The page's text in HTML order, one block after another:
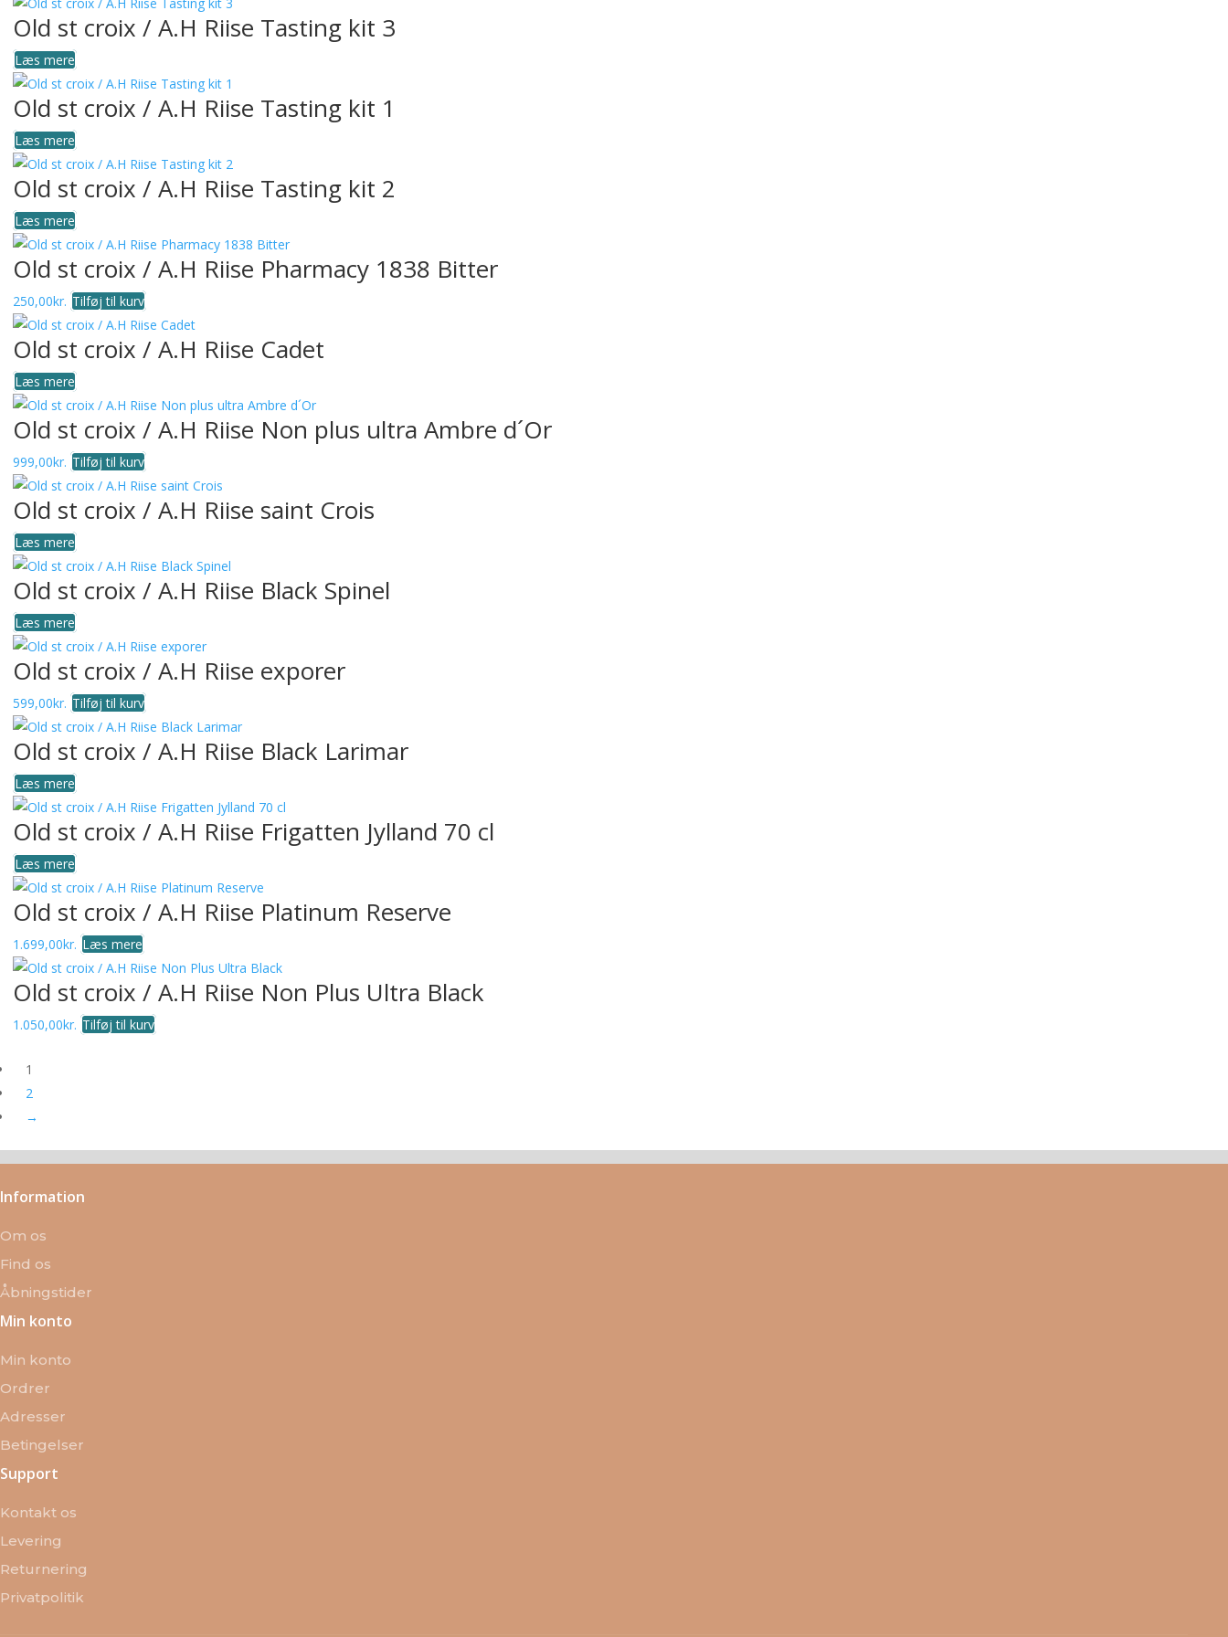
Old st croix / A.H Riise Tasting kit 3
Læs mere
Old st croix / A.H Riise Tasting kit 1
Læs mere
Old st croix / A.H Riise Tasting kit 2
Læs mere
Old st croix / A.H Riise Pharmacy 1838 Bitter
250,00kr. Tilføj til kurv
Old st croix / A.H Riise Cadet
Læs mere
Old st croix / A.H Riise Non plus ultra Ambre d´Or
999,00kr. Tilføj til kurv
Old st croix / A.H Riise saint Crois
Læs mere
Old st croix / A.H Riise Black Spinel
Læs mere
Old st croix / A.H Riise exporer
599,00kr. Tilføj til kurv
Old st croix / A.H Riise Black Larimar
Læs mere
Old st croix / A.H Riise Frigatten Jylland 70 cl
Læs mere
Old st croix / A.H Riise Platinum Reserve
1.699,00kr. Læs mere
Old st croix / A.H Riise Non Plus Ultra Black
1.050,00kr. Tilføj til kurv
1
2
→
Information
Om os
Find os
Åbningstider
Min konto
Min konto
Ordrer
Adresser
Betingelser
Support
Kontakt os
Levering
Returnering
Privatpolitik